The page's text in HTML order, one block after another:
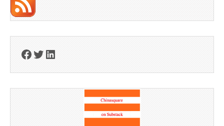
Facebook
Twitter
LinkedIn